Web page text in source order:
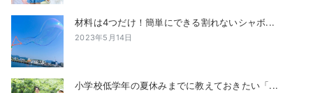
材料は4つだけ！簡単にできる割れないシャボ...
2023年5月14日
小学校低学年の夏休みまでに教えておきたい「...